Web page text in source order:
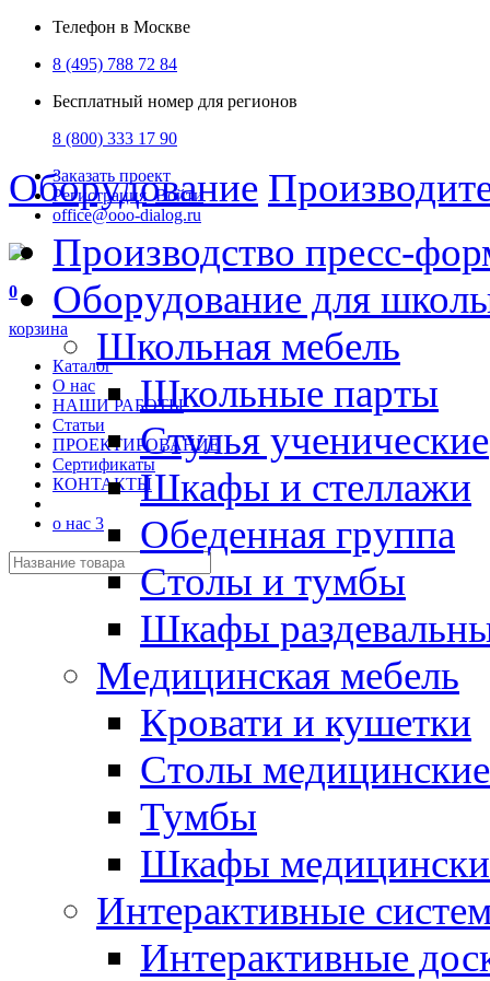
Телефон в Москве
8 (495) 788 72 84
Бесплатный номер для регионов
8 (800) 333 17 90
Заказать проект
Регистрация Войти
office@ooo-dialog.ru
0
корзина
Каталог
О нас
НАШИ РАБОТЫ
Статьи
ПРОЕКТИРОВАНИЕ
Сертификаты
КОНТАКТЫ
о нас 3
Оборудование
Производство пресс-
Оборудование для
Школьная мебель
Школьные парты
Стулья ученические
Шкафы и стеллажи
Обеденная группа
Столы и тумбы
Шкафы
Медицинская мебель
Кровати и кушетки
Столы медицинские
Тумбы
Шкафы
Интерактивные
Интерактивные